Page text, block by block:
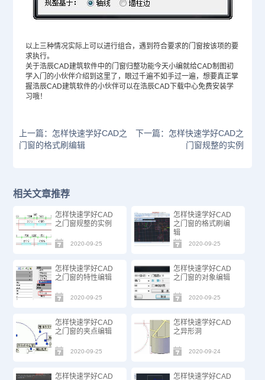
以上三种情况实际上可以进行组合，遇到符合要求的门窗按该项的要
求执行。
关于浩辰CAD建筑软件中的门窗归整功能今天小编就给CAD制图初
学入门
的小伙伴介绍到这里了，眼过千遍不如手过一遍，想要真正掌
握浩辰CAD建筑软件的小伙伴可以在浩辰CAD下载中心免费安装学
习哦！
上一篇：怎样快速学好CAD之
门窗的格式刷编辑
下一篇：怎样快速学好CAD之
门窗规整的实例
相关文章推荐
怎样快速学好CAD
之门窗规整的实例
2020-09-25
怎样快速学好CAD
之门窗的格式刷编
辑
2020-09-25
怎样快速学好CAD
之门窗的特性编辑
2020-09-25
怎样快速学好CAD
之门窗的对象编辑
2020-09-25
怎样快速学好CAD
之门窗的夹点编辑
2020-09-25
怎样快速学好CAD
之异形洞
2020-09-24
怎样快速学好CAD 怎样快速学好CAD